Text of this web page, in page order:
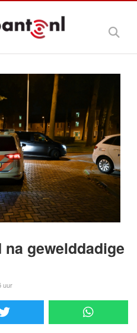
gewelddadige
uur